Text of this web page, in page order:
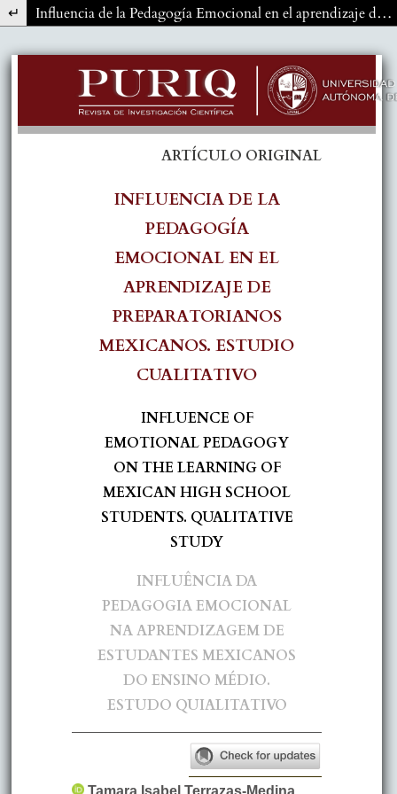
Volver a los detalles del artículo Influencia de la Pedagogía Emocional en el aprendizaje de preparatorianos mexicanos. Estudio cualitativo.